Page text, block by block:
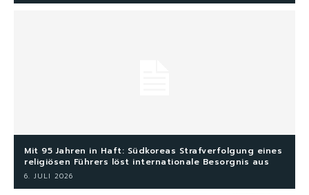
Mit 95 Jahren in Haft: Südkoreas Strafverfolgung eines
religiösen Führers löst internationale Besorgnis aus
6. JULI 2026